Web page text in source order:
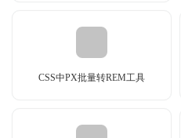
CSS中PX批量转REM工具